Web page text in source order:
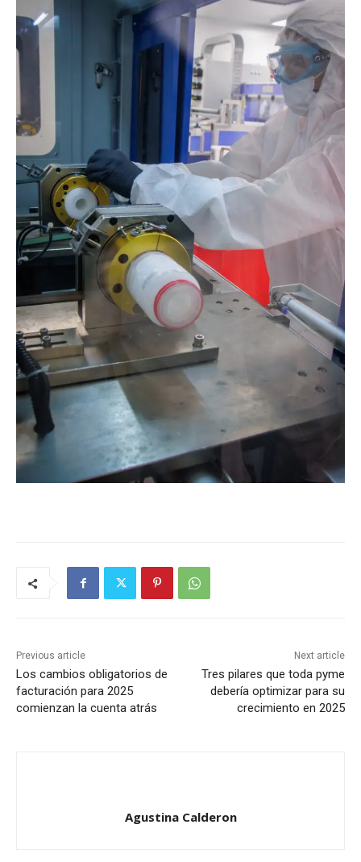
Previous article
Los cambios obligatorios de
facturación para 2025
comienzan la cuenta atrás
Next article
Tres pilares que toda pyme
debería optimizar para su
crecimiento en 2025
Agustina Calderon